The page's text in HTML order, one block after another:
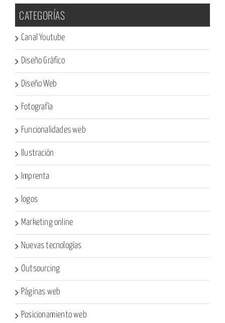
CATEGORÍAS
Canal Youtube
Diseño Gráfico
Diseño Web
Fotografía
Funcionalidades web
Ilustración
Imprenta
logos
Marketing online
Nuevas tecnologías
Outsourcing
Páginas web
Posicionamiento web